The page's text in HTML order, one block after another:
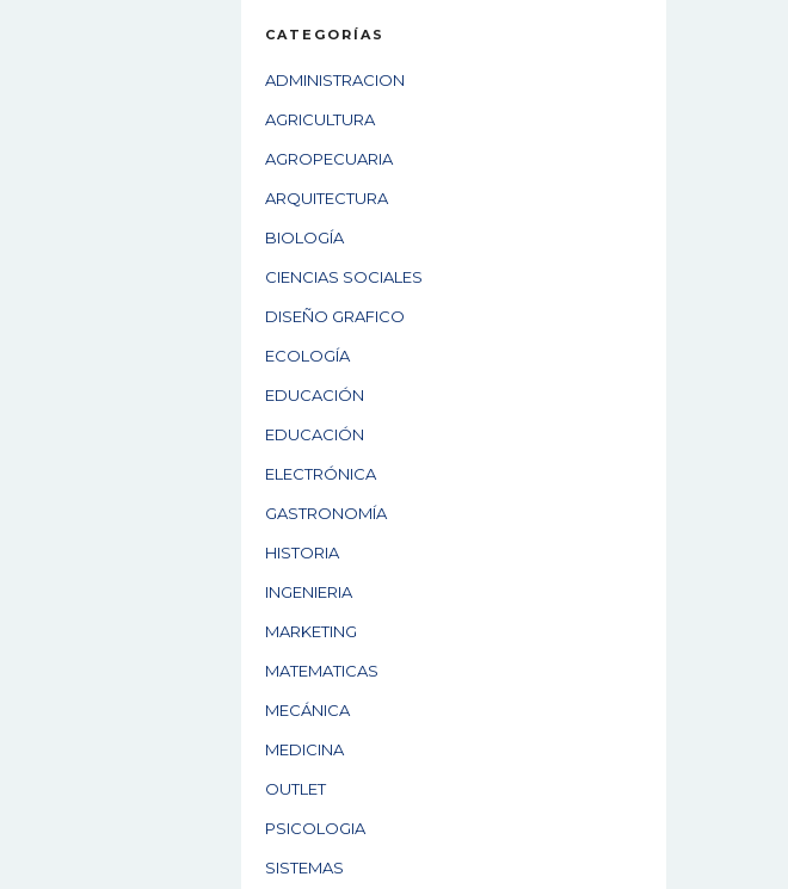
CATEGORÍAS
ADMINISTRACION
AGRICULTURA
AGROPECUARIA
ARQUITECTURA
BIOLOGÍA
CIENCIAS SOCIALES
DISEÑO GRAFICO
ECOLOGÍA
EDUCACIÓN
EDUCACIÓN
ELECTRÓNICA
GASTRONOMÍA
HISTORIA
INGENIERIA
MARKETING
MATEMATICAS
MECÁNICA
MEDICINA
OUTLET
PSICOLOGIA
SISTEMAS